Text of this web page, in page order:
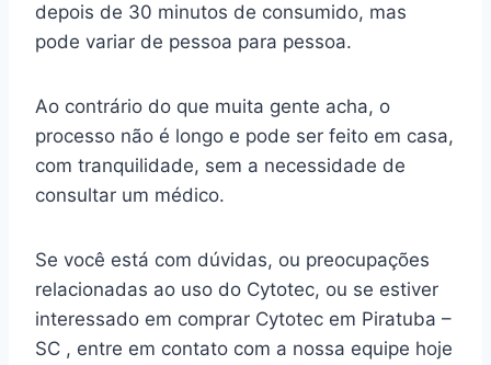
depois de 30 minutos de consumido, mas
pode variar de pessoa para pessoa.
Ao contrário do que muita gente acha, o
processo não é longo e pode ser feito em casa,
com tranquilidade, sem a necessidade de
consultar um médico.
Se você está com dúvidas, ou preocupações
relacionadas ao uso do Cytotec, ou se estiver
interessado em comprar Cytotec em Piratuba –
SC , entre em contato com a nossa equipe hoje